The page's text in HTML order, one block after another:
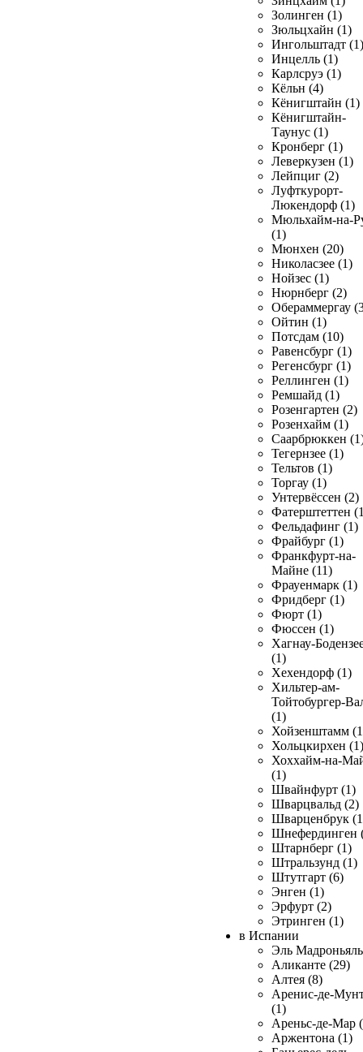
Золинген (1)
Зюльцхайн (1)
Ингольштадт (1)
Инцелль (1)
Карлсруэ (1)
Кёльн (4)
Кёнигштайн (1)
Кёнигштайн-
Таунус (1)
Кронберг (1)
Леверкузен (1)
Лейпциг (2)
Луфткурорт-
Люкендорф (1)
Мюльхайм-на-
(1)
Мюнхен (20)
Николасзее (1)
Нойзес (1)
Нюрнберг (2)
Обераммергау
Ойтин (1)
Потсдам (10)
Равенсбург (1)
Регенсбург (1)
Реллинген (1)
Ремшайд (1)
Розенгартен (2)
Розенхайм (1)
Саарбрюккен
Тегернзее (1)
Тельтов (1)
Торгау (1)
Унтервёссен (2)
Фатерштеттен
Фельдафинг (1)
Фрайбург (1)
Франкфурт-на-
Майне (11)
Фрауенмарк (1)
Фридберг (1)
Фюрт (1)
Фюссен (1)
Хагнау-
(1)
Хехендорф (1)
Хильтер-ам-
Тойтобургер-
(1)
Хойзенштамм
Хольцкирхен (1)
Хоххайм-на-
(1)
Швайнфурт (1)
Шварцвальд (2)
Шварценбрук
Шнефердинген
Штарнберг (1)
Штральзунд (1)
Штутгарт (6)
Энген (1)
Эрфурт (2)
Этринген (1)
в Испании
Эль
Аликанте (29)
Алтея (8)
Аренис-де-
(1)
Ареньс-де-Мар
Аржентона (1)